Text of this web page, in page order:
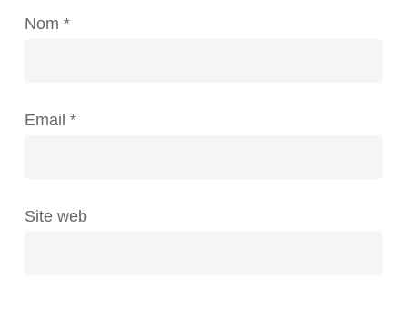
Nom *
Email *
Site web